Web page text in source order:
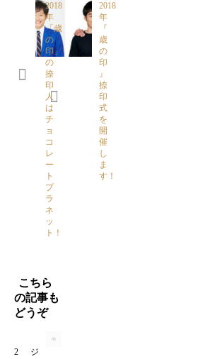
2018
年
『
歳
の
印
』
捺
印
式
を
開
催
し
ま
す！
2018
年
「歳
の
印」
の
捺
印
人
は
チ
ョ
コ
レ
ー
ト
プ
ラ
ネ
ッ
ト！
こちら
の記事も
どうぞ
2
ジ